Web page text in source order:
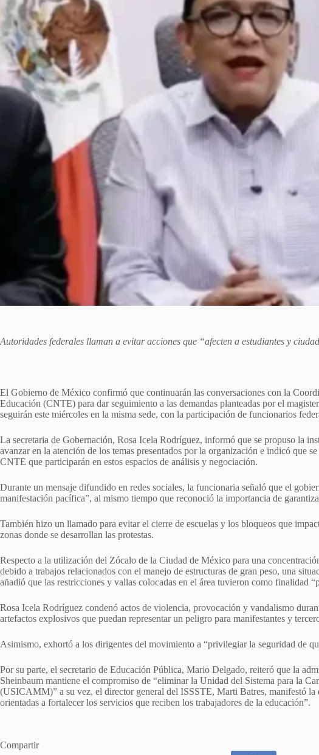
Autoridades federales llaman a evitar acciones que “afecten a estudiantes y
El Gobierno de México confirmó que continuarán las conversaciones con la
Educación (CNTE) para dar seguimiento a las demandas planteadas por el
seguirán este miércoles en la misma sede, con la participación de funcionarios
La secretaria de Gobernación, Rosa Icela Rodríguez, informó que se propuso la
avanzar en la atención de los temas presentados por la organización e indicó que
CNTE que participarán en estos espacios de análisis y negociación.
Durante un mensaje difundido en redes sociales, la funcionaria señaló que el
manifestación pacífica”, al mismo tiempo que reconoció la importancia de
También hizo un llamado para evitar el cierre de escuelas y los bloqueos que
zonas donde se desarrollan las protestas.
Respecto a la utilización del Zócalo de la Ciudad de México para una
debido a trabajos relacionados con el manejo de estructuras de gran peso, una
añadió que las restricciones y vallas colocadas en el área tuvieron como finalidad
Rosa Icela Rodríguez condenó actos de violencia, provocación y vandalismo
artefactos explosivos que puedan representar un peligro para manifestantes y
Asimismo, exhortó a los dirigentes del movimiento a “privilegiar la seguridad de
Por su parte, el secretario de Educación Pública, Mario Delgado, reiteró que la
Sheinbaum mantiene el compromiso de “eliminar la Unidad del Sistema para la
(USICAMM)” a su vez, el director general del ISSSTE, Marti Batres, manifestó la
orientadas a fortalecer los servicios que reciben los trabajadores de la educación”.
Compartir